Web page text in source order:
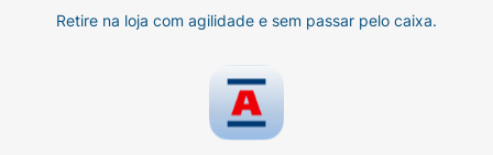
Retire na loja com agilidade e sem passar pelo caixa.